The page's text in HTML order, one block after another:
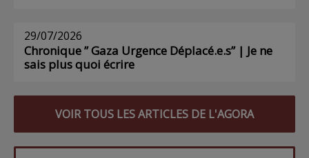
29/07/2026
Chronique ” Gaza Urgence Déplacé.e.s” | Je ne
sais plus quoi écrire
VOIR TOUS LES ARTICLES DE L'AGORA